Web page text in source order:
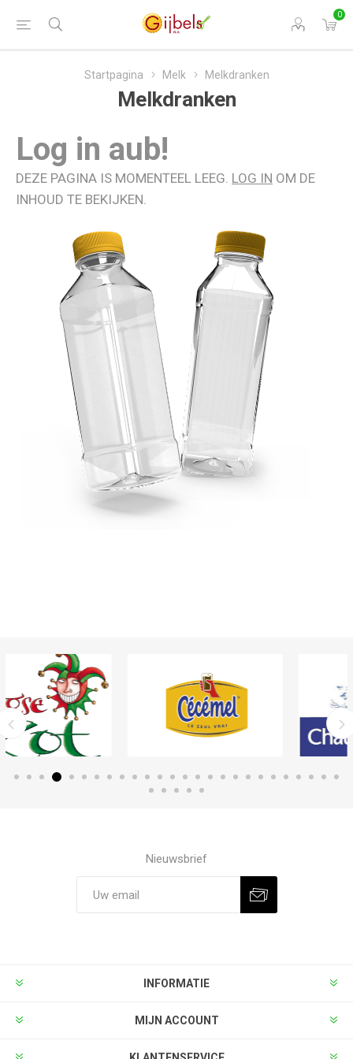
0
Startpagina Melk Melkdranken
Melkdranken
Log in aub!
DEZE PAGINA IS MOMENTEEL LEEG. LOG IN OM DE
INHOUD TE BEKIJKEN.
Nieuwsbrief
INFORMATIE
MIJN ACCOUNT